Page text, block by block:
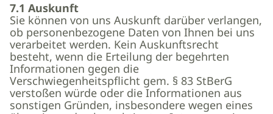
7.1 Auskunft
Sie können von uns Auskunft darüber verlangen,
ob personenbezogene Daten von Ihnen bei uns
verarbeitet werden. Kein Auskunftsrecht
besteht, wenn die Erteilung der begehrten
Informationen gegen die
Verschwiegenheitspflicht gem. § 83 StBerG
verstoßen würde oder die Informationen aus
sonstigen Gründen, insbesondere wegen eines